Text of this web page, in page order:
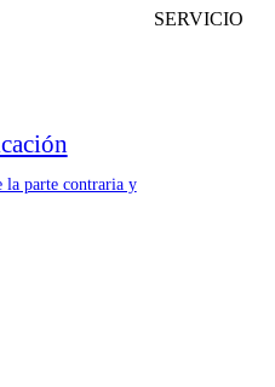
SERVICIO
la parte contraria y